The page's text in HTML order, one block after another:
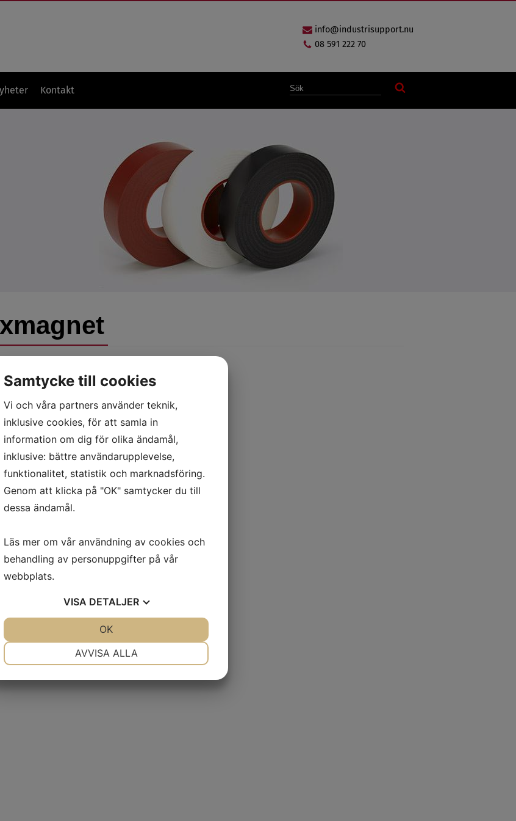
info@industrisupport.nu
08 591 222 70
Kontakt
Samtycke till cookies
Vi och våra partners använder teknik,
inklusive cookies, för att samla in
information om dig för olika ändamål,
inklusive: bättre användarupplevelse,
funktionalitet, statistik och marknadsföring.
Genom att klicka på "OK" samtycker du till
dessa ändamål.
Läs mer om vår användning av cookies och
behandling av personuppgifter på vår
webbplats.
VISA DETALJER
AVVISA ALLA
OK